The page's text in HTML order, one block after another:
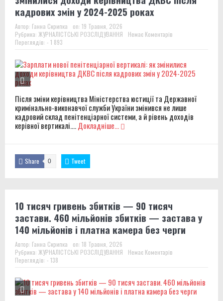
кадрових змін у 2024-2025 роках
Автор: Ганна Скрипка on: 19 Травня, 2026
Рубрика: ЖУРНАЛІСТСЬКІ РОЗСЛІДУВАННЯ
Немає Коментарів
Переглядів: - 1 893
Після зміни керівництва Міністерства юстиції та Державної
кримінально-виконавчої служби України змінився не лише
кадровий склад пенітенціарної системи, а й рівень доходів
керівної вертикалі....Докладніше...
Share 0 Tweet
10 тисяч гривень збитків — 90 тисяч
застави. 460 мільйонів збитків — застава у
140 мільйонів і платна камера без черги
Автор: Ганна Скрипка on: 18 Травня, 2026
Рубрика: ЖУРНАЛІСТСЬКІ РОЗСЛІДУВАННЯ
Немає Коментарів
Переглядів: - 138